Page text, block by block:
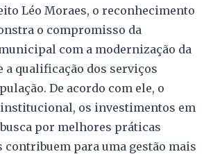
Léo Moraes, o reconhecimento
o compromisso da
com a modernização da
a qualificação dos serviços
De acordo com ele, o
os investimentos em
por melhores práticas
para uma gestão mais